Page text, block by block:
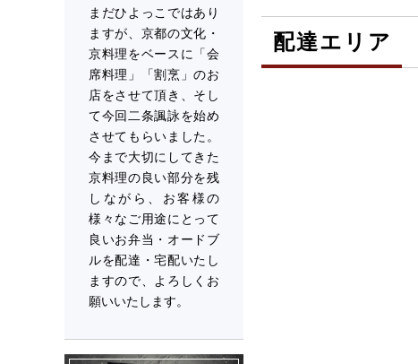
まだひよっこではあり
ますが、京都の文化・
京料理をベースに「会
席料理」「割烹」のお
店をさせて頂き、そし
て今回二条諷詠を始め
させてもらいました。
今まで大切にしてきた
京料理の良い部分を残
しながら、お客様の
様々なご用途にとって
良いお弁当・オードブ
ルを配達・宅配いたし
ますので、よろしくお
願いいたします。
配達エリア